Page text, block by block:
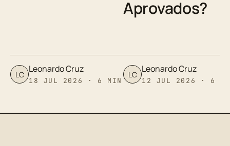
LC Leonardo Cruz
18 JUL 2026 · 6 MIN
Aprovados?
LC Leonardo Cruz
12 JUL 2026 · 6